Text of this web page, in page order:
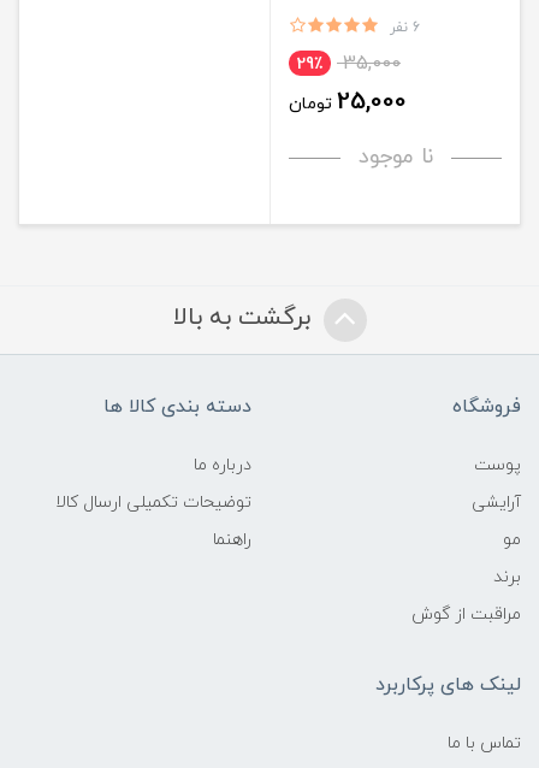
6 نفر
35,000 29٪
25,000 تومان
نا موجود
برگشت به بالا
فروشگاه
پوست
آرایشی
مو
برند
مراقبت از گوش
دسته بندی کالا ها
درباره ما
توضیحات تکمیلی ارسال کالا
راهنما
لینک های پرکاربرد
تماس با ما